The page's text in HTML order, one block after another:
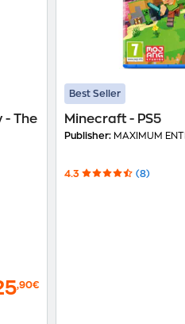
- The
,90€
Best Seller
Minecraft - PS5
Publisher: MAXIMUM
4.3 (8)